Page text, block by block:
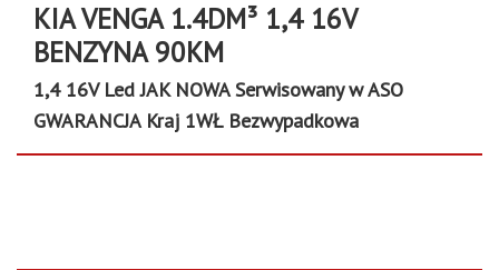
KIA VENGA 1.4DM³ 1,4 16V
BENZYNA 90KM
1,4 16V Led JAK NOWA Serwisowany w ASO
GWARANCJA Kraj 1WŁ Bezwypadkowa